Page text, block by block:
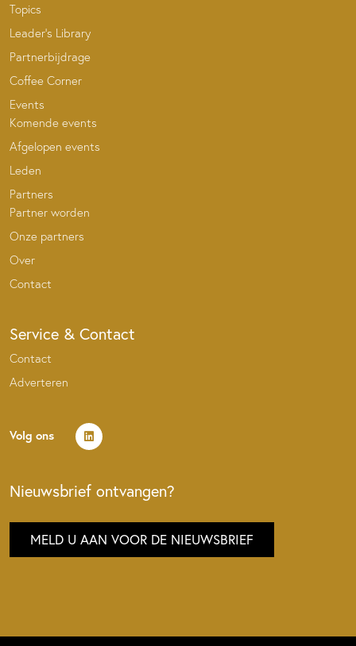
Topics
Leader’s Library
Partnerbijdrage
Coffee Corner
Events
Komende events
Afgelopen events
Leden
Partners
Partner worden
Onze partners
Over
Contact
Service & Contact
Contact
Adverteren
Volg ons
Nieuwsbrief ontvangen?
MELD U AAN VOOR DE NIEUWSBRIEF